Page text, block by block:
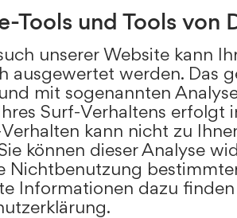
Tools und Tools von
unserer Website kann
ausgewertet werden. Das
mit sogenannten
Surf-Verhaltens erfolgt
kann nicht zu
können dieser Analyse
Nichtbenutzung
Informationen dazu